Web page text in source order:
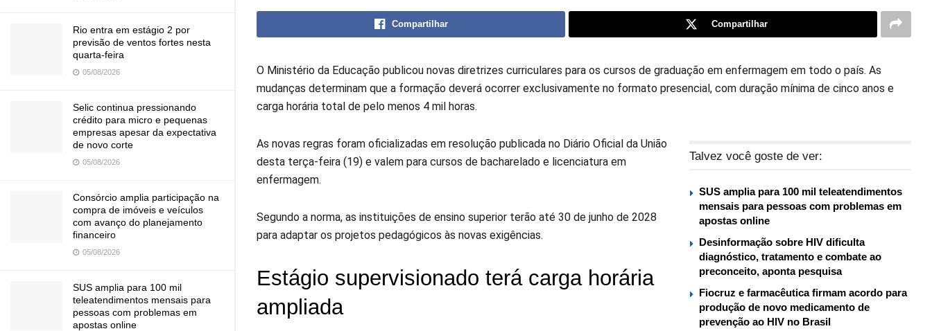
Rio entra em estágio 2 por
previsão de ventos fortes nesta
quarta-feira
05/08/2026
Selic continua pressionando
crédito para micro e pequenas
empresas apesar da expectativa
de novo corte
05/08/2026
Consórcio amplia participação na
compra de imóveis e veículos
com avanço do planejamento
financeiro
05/08/2026
SUS amplia para 100 mil
teleatendimentos mensais para
pessoas com problemas em
apostas online
Compartilhar Compartilhar
O Ministério da Educação publicou novas diretrizes curriculares para os cursos de graduação em enfermagem em todo o país. As
mudanças determinam que a formação deverá ocorrer exclusivamente no formato presencial, com duração mínima de cinco anos e
carga horária total de pelo menos 4 mil horas.
Talvez você goste de ver:
SUS amplia para 100 mil teleatendimentos
mensais para pessoas com problemas em
apostas online
Desinformação sobre HIV dificulta
diagnóstico, tratamento e combate ao
preconceito, aponta pesquisa
Fiocruz e farmacêutica firmam acordo para
produção de novo medicamento de
prevenção ao HIV no Brasil
As novas regras foram oficializadas em resolução publicada no Diário Oficial da União
desta terça-feira (19) e valem para cursos de bacharelado e licenciatura em
enfermagem.
Segundo a norma, as instituições de ensino superior terão até 30 de junho de 2028
para adaptar os projetos pedagógicos às novas exigências.
Estágio supervisionado terá carga horária
ampliada